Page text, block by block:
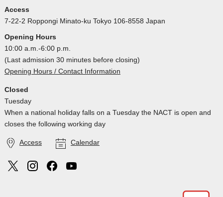
Access
7-22-2 Roppongi Minato-ku Tokyo 106-8558 Japan
Opening Hours
10:00 a.m.-6:00 p.m.
(Last admission 30 minutes before closing)
Opening Hours / Contact Information
Closed
Tuesday
When a national holiday falls on a Tuesday the NACT is open and
closes the following working day
Access Calendar